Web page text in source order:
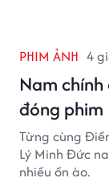
PHIM ẢNH 4
Nam
đóng phim
Từng cùng
Lý Minh Đức
nhiều ồn ào.